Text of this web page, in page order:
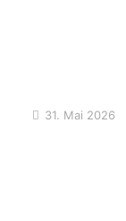
31. Mai 2026